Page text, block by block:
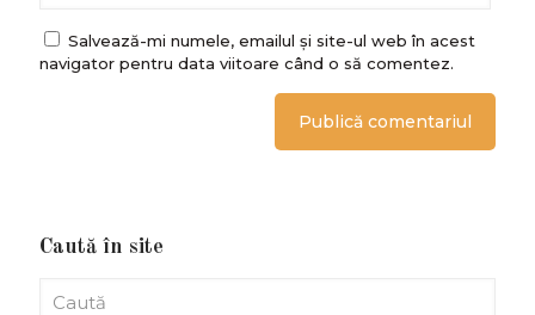
Salvează-mi numele, emailul și site-ul web în acest
navigator pentru data viitoare când o să comentez.
Caută în site